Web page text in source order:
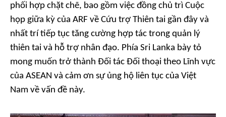
phối hợp chặt chẽ, bao gồm việc đồng chủ trì Cuộc
họp giữa kỳ của ARF về Cứu trợ Thiên tai gần đây và
nhất trí tiếp tục tăng cường hợp tác trong quản lý
thiên tai và hỗ trợ nhân đạo. Phía Sri Lanka bày tỏ
mong muốn trở thành Đối tác Đối thoại theo Lĩnh vực
của ASEAN và cảm ơn sự ủng hộ liên tục của Việt
Nam về vấn đề này.